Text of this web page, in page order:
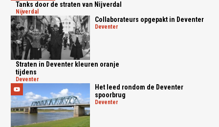
Tanks door de straten van Nijverdal
nijverdal
Collaborateurs opgepakt in Deventer
deventer
Straten in Deventer kleuren oranje
tijdens
deventer
Het leed rondom de Deventer
spoorbrug
deventer